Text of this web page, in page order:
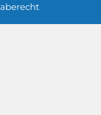
Analyse durch
(dazu nutzen wir
von Gründen